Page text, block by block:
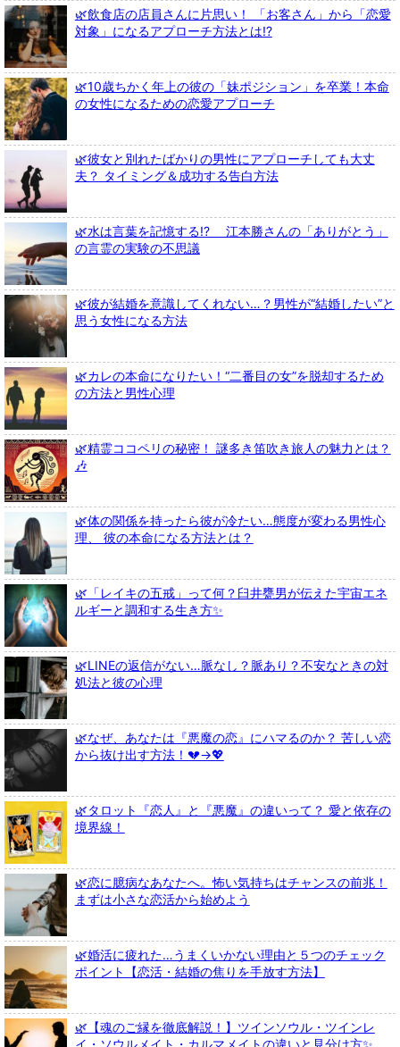
🌿飲食店の店員さんに片思い！ 「お客さん」から「恋愛
対象」になるアプローチ方法とは!?
🌿10歳ちかく年上の彼の「妹ポジション」を卒業！本命
の女性になるための恋愛アプローチ
🌿彼女と別れたばかりの男性にアプローチしても大丈
夫？ タイミング＆成功する告白方法
🌿水は言葉を記憶する!? 江本勝さんの「ありがとう」
の言霊の実験の不思議
🌿彼が結婚を意識してくれない…？男性が“結婚したい”と
思う女性になる方法
🌿カレの本命になりたい！“二番目の女”を脱却するため
の方法と男性心理
🌿精霊ココペリの秘密！ 謎多き笛吹き旅人の魅力とは？
🎶
🌿体の関係を持ったら彼が冷たい…態度が変わる男性心
理、 彼の本命になる方法とは？
🌿「レイキの五戒」って何？臼井甕男が伝えた宇宙エネ
ルギーと調和する生き方✨
🌿LINEの返信がない…脈なし？脈あり？不安なときの対
処法と彼の心理
🌿なぜ、あなたは『悪魔の恋』にハマるのか？ 苦しい恋
から抜け出す方法！💔→💖
🌿タロット『恋人』と『悪魔』の違いって？ 愛と依存の
境界線！
🌿恋に臆病なあなたへ。怖い気持ちはチャンスの前兆！
まずは小さな恋活から始めよう
🌿婚活に疲れた…うまくいかない理由と５つのチェック
ポイント【恋活・結婚の焦りを手放す方法】
🌿【魂のご縁を徹底解説！】ツインソウル・ツインレ